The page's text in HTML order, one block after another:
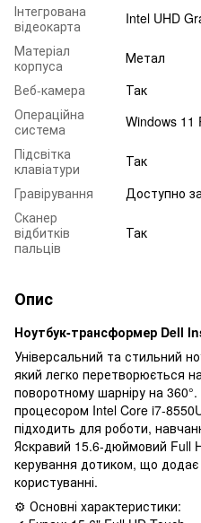
Інтегрована
відеокарта
Intel UHD
Матеріал
корпуса
Метал
Веб-камера
Так
Операційна
система
Windows 11
Підсвітка
клавіатури
Так
Гравірування
Доступно
Сканер
відбитків
пальців
Так
Опис
Ноутбук-трансформер Dell
Універсальний та стильний
який легко перетворюється
поворотному шарніру на
процесором Intel Core i7-
підходить для роботи,
Яскравий 15.6-дюймовий Full
керування дотиком, що додає
користуванні.
⚙️ Основні характеристики: